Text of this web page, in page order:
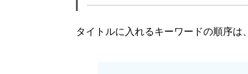
タイトルに入れるキーワードの順序は、